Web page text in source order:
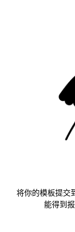
将你的模板提交
能得到